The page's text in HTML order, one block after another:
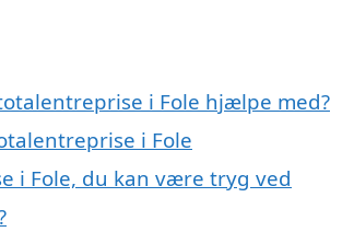
i Fole hjælpe med?
i Fole
i Fole, du kan være tryg ved